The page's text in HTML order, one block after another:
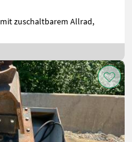
zuschaltbarem Allrad,